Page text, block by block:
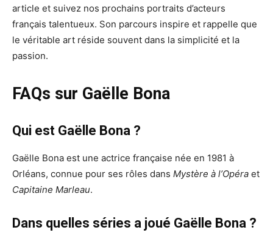
article et suivez nos prochains portraits d’acteurs
français talentueux. Son parcours inspire et rappelle que
le véritable art réside souvent dans la simplicité et la
passion.
FAQs sur Gaëlle Bona
Qui est Gaëlle Bona ?
Gaëlle Bona est une actrice française née en 1981 à
Orléans, connue pour ses rôles dans Mystère à l’Opéra et
Capitaine Marleau.
Dans quelles séries a joué Gaëlle Bona ?